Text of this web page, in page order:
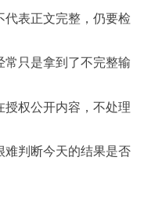
代表正文完整，仍要检
常只是拿到了不完整输
授权公开内容，不处理
难判断今天的结果是否